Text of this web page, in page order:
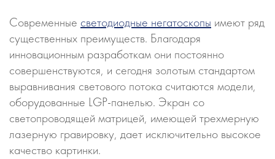
Современные светодиодные негатоскопы имеют ряд
существенных преимуществ. Благодаря
инновационным разработкам они постоянно
совершенствуются, и сегодня золотым стандартом
выравнивания светового потока считаются модели,
оборудованные LGP-панелью. Экран со
светопроводящей матрицей, имеющей трехмерную
лазерную гравировку, дает исключительно высокое
качество картинки.